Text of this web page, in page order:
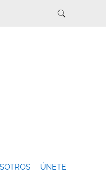
ÚNETE